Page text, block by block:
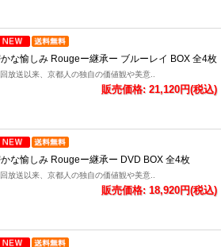
な愉しみ Rougeー継承ー ブルーレイ BOX 全4枚
放送以来、京都人の独自の価値観や美意..
販売価格: 21,120円(税込)
な愉しみ Rougeー継承ー DVD BOX 全4枚
放送以来、京都人の独自の価値観や美意..
販売価格: 18,920円(税込)